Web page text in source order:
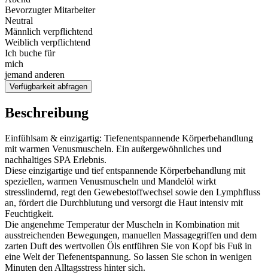
Bevorzugter Mitarbeiter
Neutral
Männlich verpflichtend
Weiblich verpflichtend
Ich buche für
mich
jemand anderen
Verfügbarkeit abfragen
Beschreibung
Einfühlsam & einzigartig: Tiefenentspannende Körperbehandlung
mit warmen Venusmuscheln. Ein außergewöhnliches und
nachhaltiges SPA Erlebnis.
Diese einzigartige und tief entspannende Körperbehandlung mit
speziellen, warmen Venusmuscheln und Mandelöl wirkt
stresslindernd, regt den Gewebestoffwechsel sowie den Lymphfluss
an, fördert die Durchblutung und versorgt die Haut intensiv mit
Feuchtigkeit.
Die angenehme Temperatur der Muscheln in Kombination mit
ausstreichenden Bewegungen, manuellen Massagegriffen und dem
zarten Duft des wertvollen Öls entführen Sie von Kopf bis Fuß in
eine Welt der Tiefenentspannung. So lassen Sie schon in wenigen
Minuten den Alltagsstress hinter sich.